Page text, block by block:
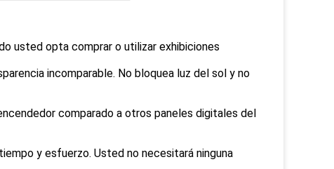
usted opta comprar o utilizar exhibiciones
incomparable. No bloquea luz del sol y no
comparado a otros paneles digitales del
y esfuerzo. Usted no necesitará ninguna